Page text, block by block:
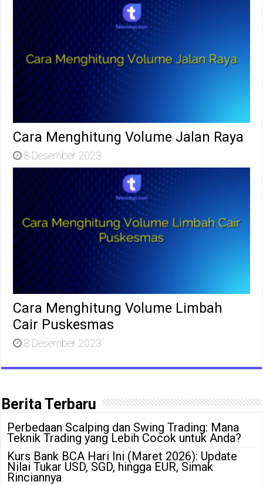
Cara Menghitung Volume Jalan Raya
8 Desember 2023
Cara Menghitung Volume Limbah
Cair Puskesmas
8 Desember 2023
Berita Terbaru
Perbedaan Scalping dan Swing Trading: Mana
Teknik Trading yang Lebih Cocok untuk Anda?
Kurs Bank BCA Hari Ini (Maret 2026): Update
Nilai Tukar USD, SGD, hingga EUR, Simak
Rinciannya